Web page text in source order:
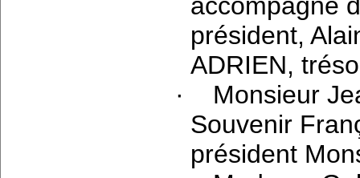
président,
ADRIEN,
·
Monsieur
Souvenir
président